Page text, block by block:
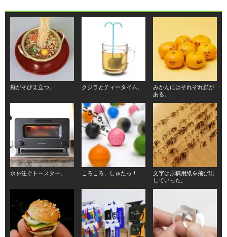
麺がそびえ立つ。 クジラとティータイム。
みかんにはそれぞれ顔が
ある。
水を注ぐトースター。 ころころ、しゅたっ！
文字は原稿用紙を飛び出
していった。